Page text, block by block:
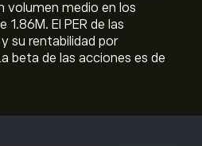
volumen medio en los
El PER de las
su rentabilidad por
beta de las acciones es de